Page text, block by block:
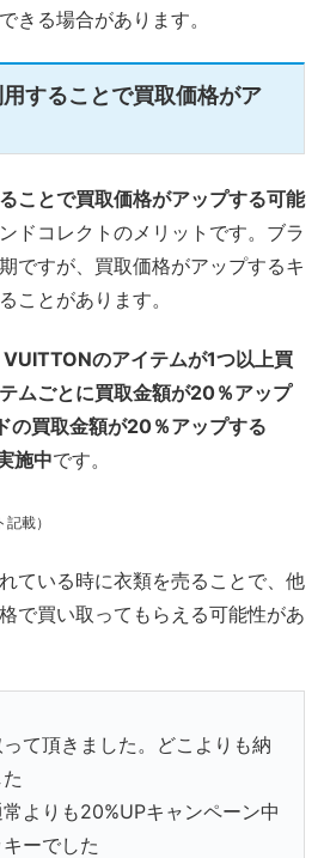
きる場合があります。
することで買取価格がア
ことで買取価格がアップする可能
ドコレクトのメリットです。ブラ
ですが、買取価格がアップするキ
ことがあります。
VUITTONのアイテムが1つ以上買
ムごとに買取金額が20％アップ
の買取金額が20％アップする
施中です。
載）
ている時に衣類を売ることで、他
で買い取ってもらえる可能性があ
て頂きました。どこよりも納
よりも20%UPキャンペーン中
ーでした